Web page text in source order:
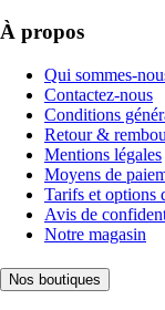
À propos
Qui sommes-
Contactez-nous
Conditions
Retour &
Mentions légales
Moyens de
Tarifs et options
Avis de
Notre magasin
Nos boutiques